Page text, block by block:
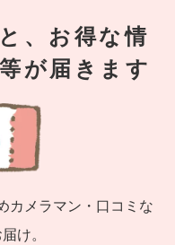
、お得な情
が届きます
カメラマン・口コミな
け。